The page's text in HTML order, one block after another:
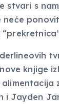
stvari s
neće
knjige
i Jayden